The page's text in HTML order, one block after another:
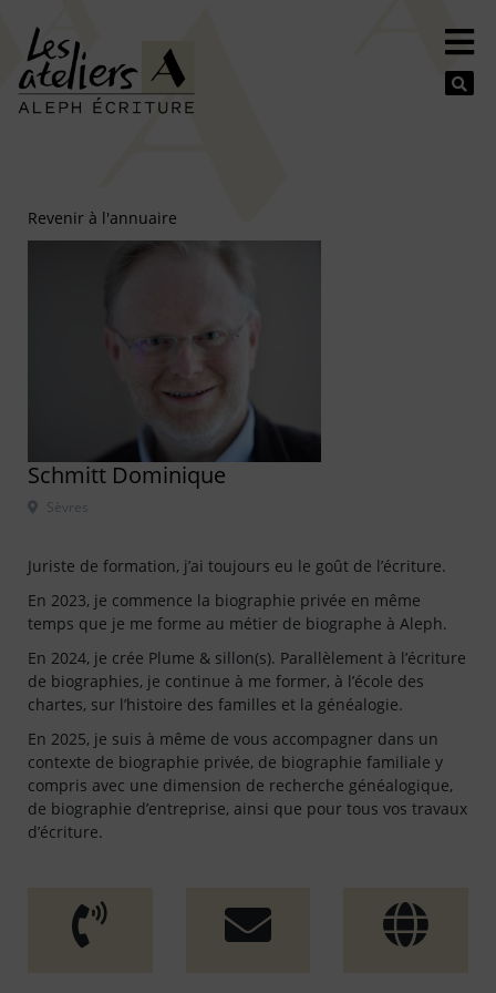
Revenir à l'annuaire
Schmitt Dominique
Juriste de formation, j’ai toujours eu le goût de l’écriture.
En 2023, je commence la biographie privée en même
temps que je me forme au métier de biographe à Aleph.
En 2024, je crée Plume & sillon(s). Parallèlement à l’écriture
de biographies, je continue à me former, à l’école des
chartes, sur l’histoire des familles et la généalogie.
En 2025, je suis à même de vous accompagner dans un
contexte de biographie privée, de biographie familiale y
compris avec une dimension de recherche généalogique,
de biographie d’entreprise, ainsi que pour tous vos travaux
d’écriture.